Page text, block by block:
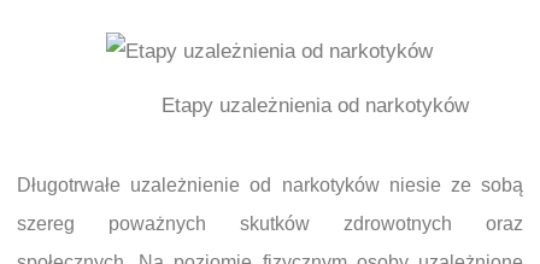
Etapy uzależnienia od narkotyków
Długotrwałe uzależnienie od narkotyków niesie ze sobą
szereg poważnych skutków zdrowotnych oraz